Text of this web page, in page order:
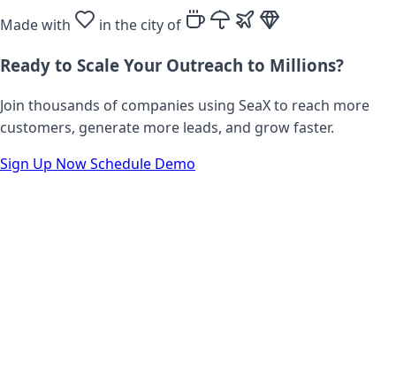
Made with in the city of
Ready to Scale Your Outreach to Millions?
Join thousands of companies using SeaX to reach more
customers, generate more leads, and grow faster.
Sign Up NowSchedule Demo